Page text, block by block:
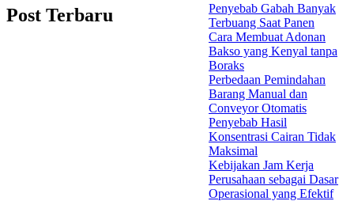
Post Terbaru
Penyebab Gabah Banyak
Terbuang Saat Panen
Cara Membuat Adonan
Bakso yang Kenyal tanpa
Boraks
Perbedaan Pemindahan
Barang Manual dan
Conveyor Otomatis
Penyebab Hasil
Konsentrasi Cairan Tidak
Maksimal
Kebijakan Jam Kerja
Perusahaan sebagai Dasar
Operasional yang Efektif